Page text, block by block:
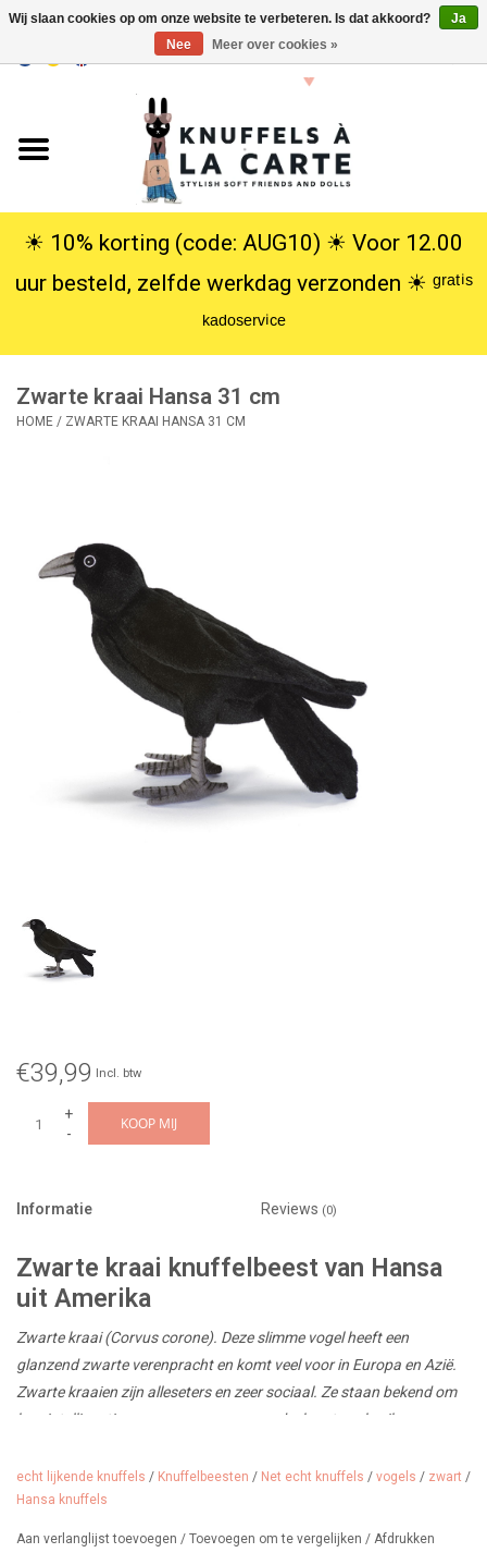
USD
Knuffels
Poppen
SALE
Cadeauservice
☀︎ 10% korting (code: AUG10) ☀︎ Voor 12.00
uur besteld, zelfde werkdag verzonden ☀︎ ᵍʳᵃᵗⁱˢ
ᵏᵃᵈᵒˢᵉʳᵛⁱᶜᵉ
Zwarte kraai Hansa 31 cm
HOME / ZWARTE KRAAI HANSA 31 CM
€39,99 Incl. btw
+
-
KOOP MIJ
Informatie Reviews (0)
Zwarte kraai knuffelbeest van Hansa
uit Amerika
Zwarte kraai (Corvus corone). Deze slimme vogel heeft een
glanzend zwarte verenpracht en komt veel voor in Europa en Azië.
Zwarte kraaien zijn alleseters en zeer sociaal. Ze staan bekend om
hun intelligentie en vermogen om gereedschap te gebruiken.
echt lijkende knuffels / Knuffelbeesten / Net echt knuffels / vogels / zwart /
Hansa knuffels
Aan verlanglijst toevoegen / Toevoegen om te vergelijken / Afdrukken
Wij slaan cookies op om onze website te verbeteren. Is dat akkoord?
Ja
Nee
Meer over cookies »